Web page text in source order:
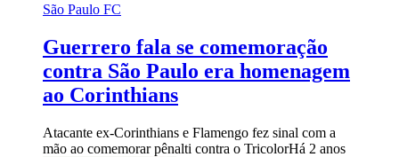
São Paulo FC
Guerrero fala se comemoração
contra São Paulo era homenagem
ao Corinthians
Atacante ex-Corinthians e Flamengo fez sinal com a
mão ao comemorar pênalti contra o TricolorHá 2 anos